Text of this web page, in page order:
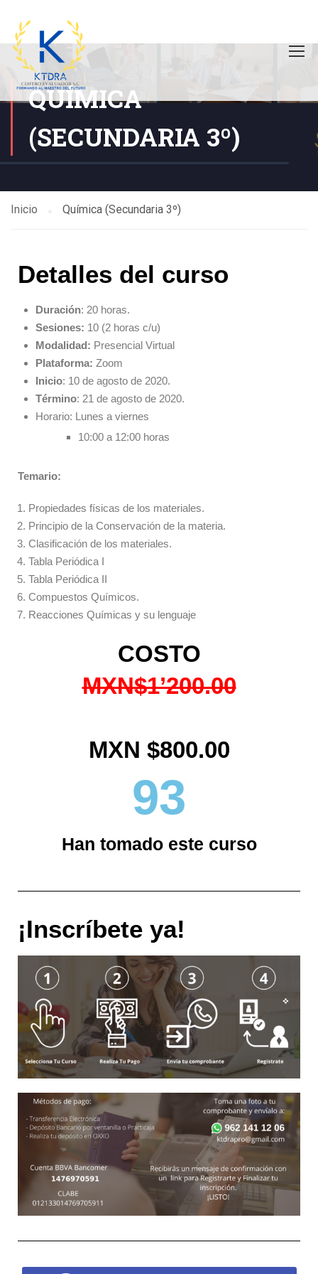
QUÍMICA
(SECUNDARIA 3º)
Inicio Química (Secundaria 3º)
Detalles del curso
Duración: 20 horas.
Sesiones: 10 (2 horas c/u)
Modalidad: Presencial Virtual
Plataforma: Zoom
Inicio: 10 de agosto de 2020.
Término: 21 de agosto de 2020.
Horario: Lunes a viernes
10:00 a 12:00 horas
Temario:
Propiedades físicas de los materiales.
Principio de la Conservación de la materia.
Clasificación de los materiales.
Tabla Periódica I
Tabla Periódica II
Compuestos Químicos.
Reacciones Químicas y su lenguaje
COSTO
MXN$1’200.00
MXN $800.00
93
Han tomado este curso
¡Inscríbete ya!